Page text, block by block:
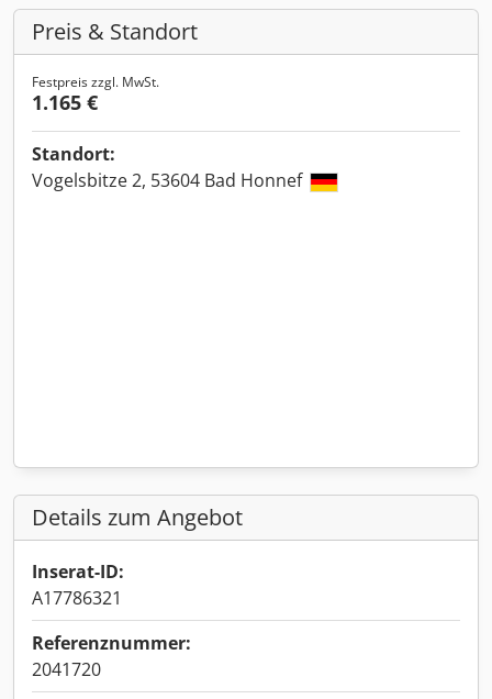
Preis & Standort
Festpreis zzgl. MwSt.
1.165 €
Standort:
Vogelsbitze 2, 53604 Bad Honnef
Details zum Angebot
Inserat-ID:
A17786321
Referenznummer:
2041720